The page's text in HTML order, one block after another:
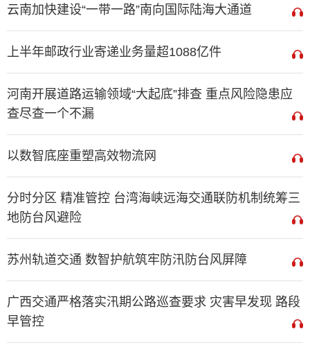
云南加快建设“一带一路”南向国际陆海大通道
上半年邮政行业寄递业务量超1088亿件
河南开展道路运输领域“大起底”排查 重点风险隐患应
查尽查一个不漏
以数智底座重塑高效物流网
分时分区 精准管控 台湾海峡远海交通联防机制统筹三
地防台风避险
苏州轨道交通 数智护航筑牢防汛防台风屏障
广西交通严格落实汛期公路巡查要求 灾害早发现 路段
早管控